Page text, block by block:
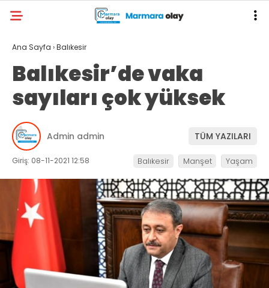
Ana Sayfa ›Balıkesir
Balıkesir’de vaka
sayıları çok yüksek
Admin admin TÜM YAZILARI
Giriş: 08-11-2021 12:58 Balıkesir Manşet Yaşam